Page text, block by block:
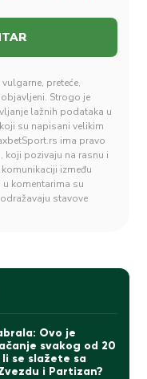
preteće,
Strogo je
lažnih podataka u
su napisani velikim
ima pravo
koji pozivaju na rasnu i
između
komentarima su
stavove
Ovo je
svakog od 20
se slažete sa
i Partizan?